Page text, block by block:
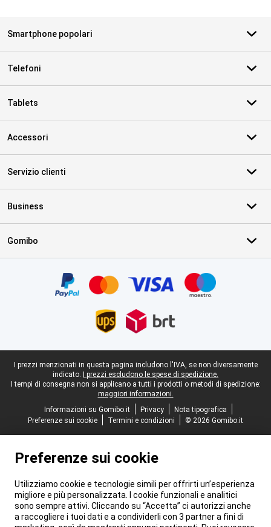
Smartphone popolari
Telefoni
Tablets
Accessori
Servizio clienti
Business
Gomibo
Piè di pagina legale
I prezzi menzionati in questa pagina includono l'IVA, se non diversamente
indicato.
I prezzi escludono le spese di spedizione.
I tempi di consegna non si applicano a tutti i prodotti o metodi di spedizione:
maggiori informazioni.
Informazioni su Gomibo.it
Privacy
Nota tipografica
Preferenze sui cookie
Termini e condizioni © 2026 Gomibo.it
Preferenze sui cookie
Utilizziamo cookie e tecnologie simili per offrirti un’esperienza
migliore e più personalizzata. I cookie funzionali e analitici
sono sempre attivi. Cliccando su “Accetta” ci autorizzi anche
a raccogliere i tuoi dati e a condividerli con 3 partner a fini di